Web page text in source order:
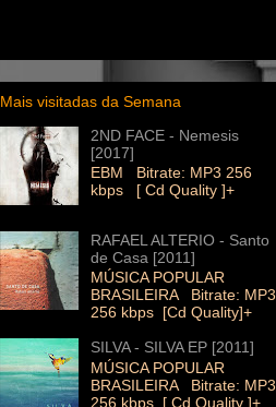
Mais visitadas da Semana
2ND FACE - Nemesis
[2017]
EBM Bitrate: MP3 256
kbps [ Cd Quality ]+
RAFAEL ALTERIO - Santo
de Casa [2011]
MÚSICA POPULAR
BRASILEIRA Bitrate: MP3
256 kbps [Cd Quality]+
SILVA - SILVA EP [2011]
MÚSICA POPULAR
BRASILEIRA Bitrate: MP3
256 kbps [ Cd Quality ]+